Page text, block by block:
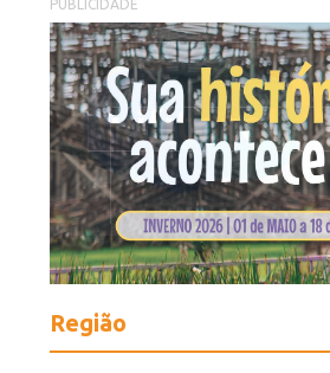
PUBLICIDADE
Região